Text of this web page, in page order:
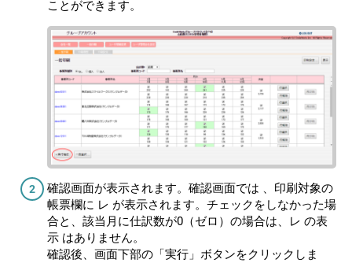
ことができます。
確認画面が表示されます。確認画面では 、印刷対象の
帳票欄に レ が表示されます。チェックをしなかった場
合と、該当月に仕訳数が0（ゼロ）の場合は、レ の表
示 はありません。
確認後、画面下部の「実行」ボタンをクリックしま